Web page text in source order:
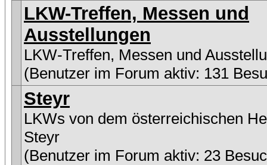
LKW-Treffen, Messen und
Ausstellungen
LKW-Treffen, Messen und
(Benutzer im Forum aktiv: 131
Steyr
LKWs von dem österreichischen
Steyr
(Benutzer im Forum aktiv: 23